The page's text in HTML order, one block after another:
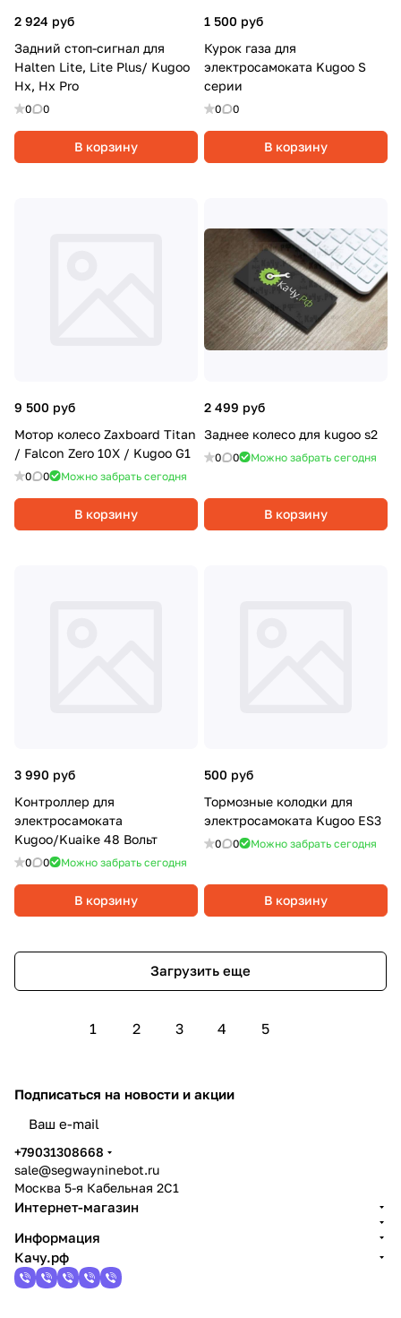
2 924 руб
Задний стоп-сигнал для
Halten Lite, Lite Plus/ Kugoo
Hx, Hx Pro
0 0
В корзину
1 500 руб
Курок газа для
электросамоката Kugoo S
серии
0 0
В корзину
9 500 руб
Мотор колесо Zaxboard Titan
/ Falcon Zero 10X / Kugoo G1
0 0 Можно забрать сегодня
В корзину
2 499 руб
Заднее колесо для kugoo s2
0 0 Можно забрать сегодня
В корзину
3 990 руб
Контроллер для
электросамоката
Kugoo/Kuaike 48 Вольт
0 0 Можно забрать сегодня
В корзину
500 руб
Тормозные колодки для
электросамоката Kugoo ES3
0 0 Можно забрать сегодня
В корзину
Загрузить еще
1 2 3 4 5
Подписаться на новости и акции
+79031308668
sale@segwayninebot.ru
Москва 5-я Кабельная 2С1
Интернет-магазин
Информация
Качу.рф